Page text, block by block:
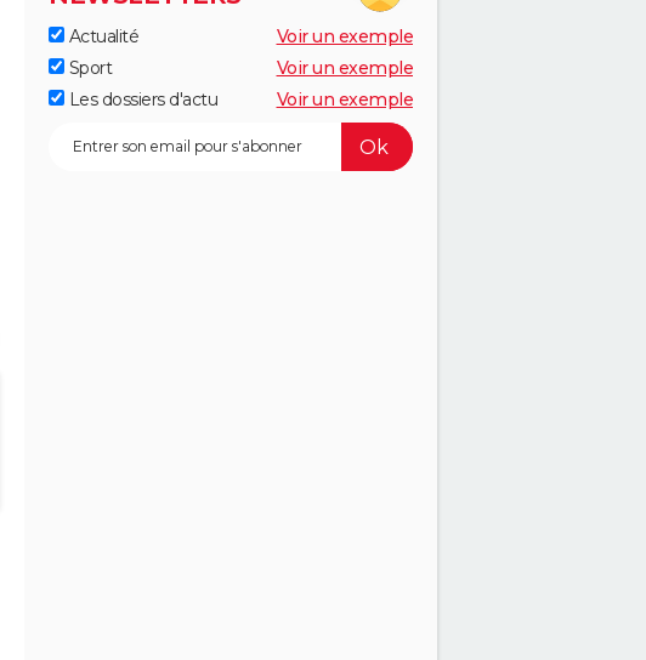
Actualité
Voir un exemple
Sport
Voir un exemple
Les dossiers d'actu
Voir un exemple